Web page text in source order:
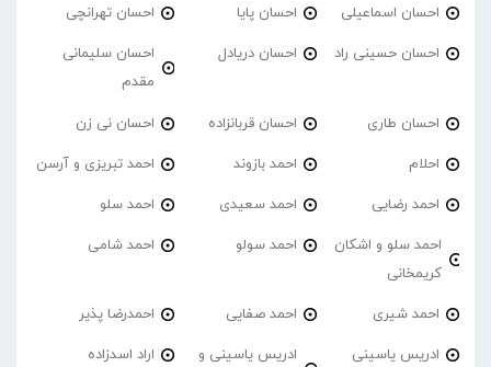
احسان اسماعیلی احسان پایا احسان تهرانچی
احسان حسینی راد احسان دریادل
احسان سلیمانی
مقدم
احسان طاری احسان قربانزاده احسان نی زن
احلام احمد بازوند احمد تبریزی و آرسن
احمد‌ رضایی احمد سعیدی احمد سلو
احمد سلو و اشکان
کریمخانی
احمد سولو احمد شامی
احمد شیری احمد صفایی احمدرضا پذیر
ادریس یاسینی
ادریس یاسینی و
اراد اسدزاده